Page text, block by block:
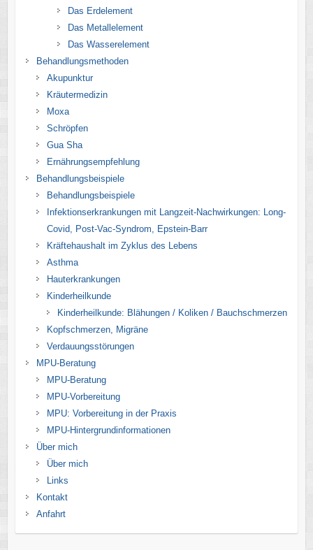
Das Erdelement
Das Metallelement
Das Wasserelement
Behandlungsmethoden
Akupunktur
Kräutermedizin
Moxa
Schröpfen
Gua Sha
Ernährungsempfehlung
Behandlungsbeispiele
Behandlungsbeispiele
Infektionserkrankungen mit Langzeit-Nachwirkungen: Long-
Covid, Post-Vac-Syndrom, Epstein-Barr
Kräftehaushalt im Zyklus des Lebens
Asthma
Hauterkrankungen
Kinderheilkunde
Kinderheilkunde: Blähungen / Koliken / Bauchschmerzen
Kopfschmerzen, Migräne
Verdauungsstörungen
MPU-Beratung
MPU-Beratung
MPU-Vorbereitung
MPU: Vorbereitung in der Praxis
MPU-Hintergrundinformationen
Über mich
Über mich
Links
Kontakt
Anfahrt